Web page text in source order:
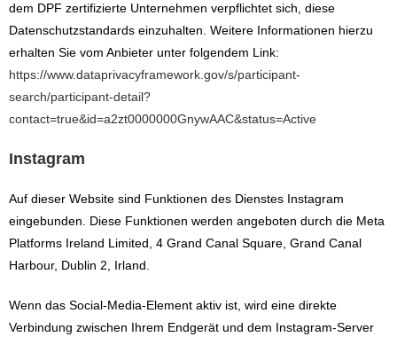
dem DPF zertifizierte Unternehmen verpflichtet sich, diese
Datenschutzstandards einzuhalten. Weitere Informationen hierzu
erhalten Sie vom Anbieter unter folgendem Link:
https://www.dataprivacyframework.gov/s/participant-
search/participant-detail?
contact=true&id=a2zt0000000GnywAAC&status=Active
Instagram
Auf dieser Website sind Funktionen des Dienstes Instagram
eingebunden. Diese Funktionen werden angeboten durch die Meta
Platforms Ireland Limited, 4 Grand Canal Square, Grand Canal
Harbour, Dublin 2, Irland.
Wenn das Social-Media-Element aktiv ist, wird eine direkte
Verbindung zwischen Ihrem Endgerät und dem Instagram-Server